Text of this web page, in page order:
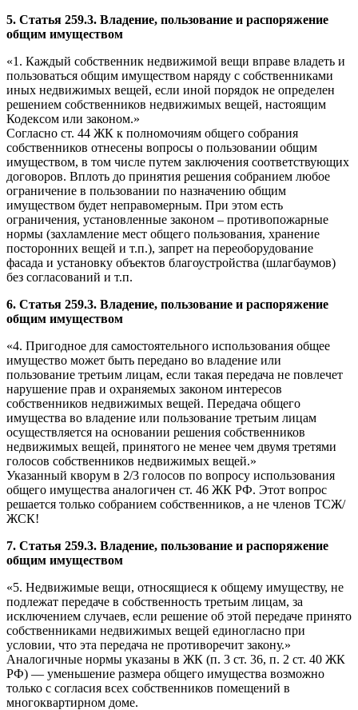
5. Статья 259.3. Владение, пользование и распоряжение
общим имуществом
«1. Каждый собственник недвижимой вещи вправе владеть и
пользоваться общим имуществом наряду с собственниками
иных недвижимых вещей, если иной порядок не определен
решением собственников недвижимых вещей, настоящим
Кодексом или законом.»
Согласно ст. 44 ЖК к полномочиям общего собрания
собственников отнесены вопросы о пользовании общим
имуществом, в том числе путем заключения соответствующих
договоров. Вплоть до принятия решения собранием любое
ограничение в пользовании по назначению общим
имуществом будет неправомерным. При этом есть
ограничения, установленные законом – противопожарные
нормы (захламление мест общего пользования, хранение
посторонних вещей и т.п.), запрет на переоборудование
фасада и установку объектов благоустройства (шлагбаумов)
без согласований и т.п.
6. Статья 259.3. Владение, пользование и распоряжение
общим имуществом
«4. Пригодное для самостоятельного использования общее
имущество может быть передано во владение или
пользование третьим лицам, если такая передача не повлечет
нарушение прав и охраняемых законом интересов
собственников недвижимых вещей. Передача общего
имущества во владение или пользование третьим лицам
осуществляется на основании решения собственников
недвижимых вещей, принятого не менее чем двумя третями
голосов собственников недвижимых вещей.»
Указанный кворум в 2/3 голосов по вопросу использования
общего имущества аналогичен ст. 46 ЖК РФ. Этот вопрос
решается только собранием собственников, а не членов ТСЖ/
ЖСК!
7. Статья 259.3. Владение, пользование и распоряжение
общим имуществом
«5. Недвижимые вещи, относящиеся к общему имуществу, не
подлежат передаче в собственность третьим лицам, за
исключением случаев, если решение об этой передаче принято
собственниками недвижимых вещей единогласно при
условии, что эта передача не противоречит закону.»
Аналогичные нормы указаны в ЖК (п. 3 ст. 36, п. 2 ст. 40 ЖК
РФ) — уменьшение размера общего имущества возможно
только с согласия всех собственников помещений в
многоквартирном доме.